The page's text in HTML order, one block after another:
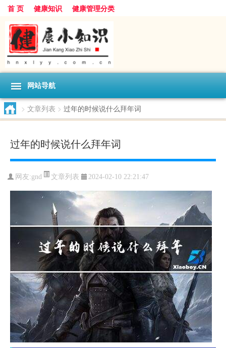
首 页 健康知识 健康管理分类
网站导航
> 文章列表 > 过年的时候说什么拜年词
过年的时候说什么拜年词
网友:gnd 文章列表 2024-02-10 22:21:47